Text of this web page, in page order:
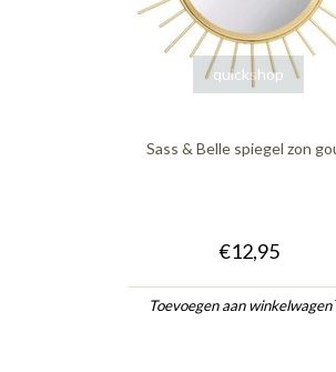
quickshop
Sass & Belle spiegel zon
€12,95
Toevoegen aan winkelwagen